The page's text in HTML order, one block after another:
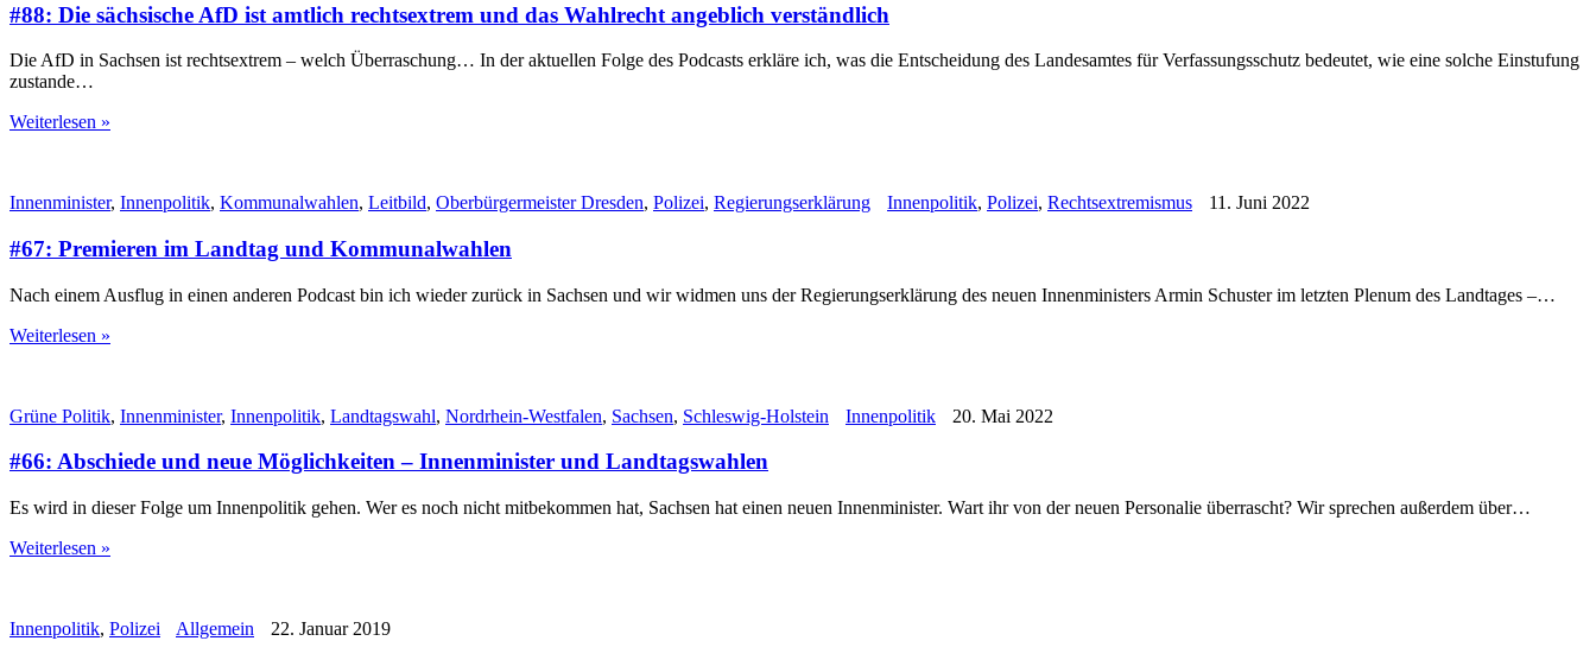
#88: Die sächsische AfD ist amtlich rechtsextrem und das Wahlrecht angeblich verständlich
Die AfD in Sachsen ist rechtsextrem – welch Überraschung… In der aktuellen Folge des Podcasts erkläre ich, was die Entscheidung des Landesamtes für Verfassungsschutz bedeutet, wie eine solche Einstufung
zustande…
Weiterlesen »
Innenminister, Innenpolitik, Kommunalwahlen, Leitbild, Oberbürgermeister Dresden, Polizei, Regierungserklärung Innenpolitik, Polizei, Rechtsextremismus 11. Juni 2022
#67: Premieren im Landtag und Kommunalwahlen
Nach einem Ausflug in einen anderen Podcast bin ich wieder zurück in Sachsen und wir widmen uns der Regierungserklärung des neuen Innenministers Armin Schuster im letzten Plenum des Landtages –…
Weiterlesen »
Grüne Politik, Innenminister, Innenpolitik, Landtagswahl, Nordrhein-Westfalen, Sachsen, Schleswig-Holstein Innenpolitik 20. Mai 2022
#66: Abschiede und neue Möglichkeiten – Innenminister und Landtagswahlen
Es wird in dieser Folge um Innenpolitik gehen. Wer es noch nicht mitbekommen hat, Sachsen hat einen neuen Innenminister. Wart ihr von der neuen Personalie überrascht? Wir sprechen außerdem über…
Weiterlesen »
Innenpolitik, Polizei Allgemein 22. Januar 2019